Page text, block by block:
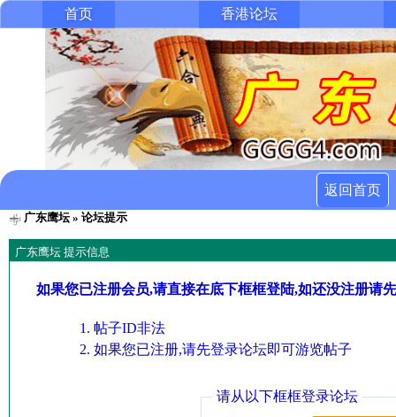
首页 香港论坛
返回首页
广东鹰坛» 论坛提示
广东鹰坛 提示信息
如果您已注册会员,请直接在底下框框登陆,如还没注册请
帖子ID非法
如果您已注册,请先登录论坛即可游览帖子
请从以下框框登录论坛